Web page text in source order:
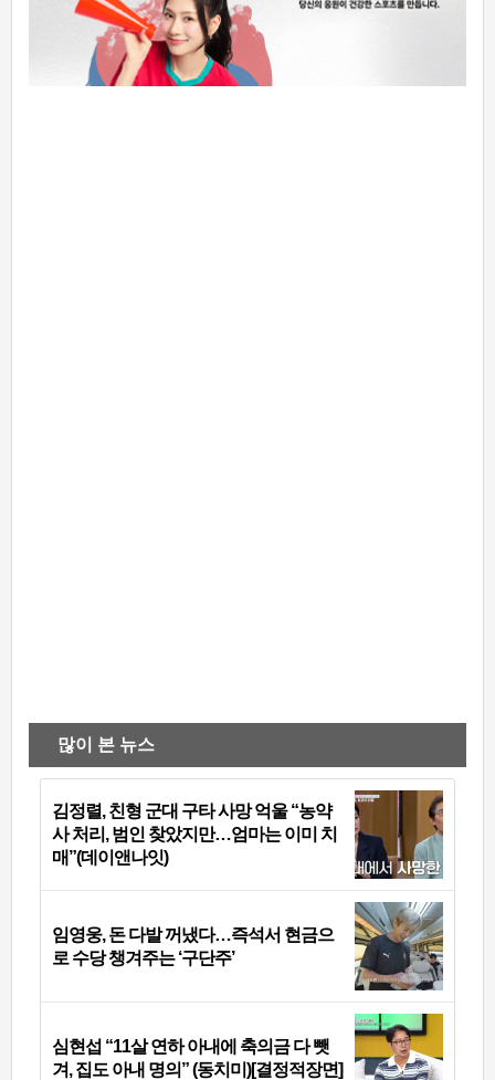
많이 본 뉴스
김정렬, 친형 군대 구타 사망 억울 “농약
사 처리, 범인 찾았지만…엄마는 이미 치
매”(데이앤나잇)
임영웅, 돈 다발 꺼냈다…즉석서 현금으
로 수당 챙겨주는 ‘구단주’
심현섭 “11살 연하 아내에 축의금 다 뺏
겨, 집도 아내 명의” (동치미)[결정적장면]